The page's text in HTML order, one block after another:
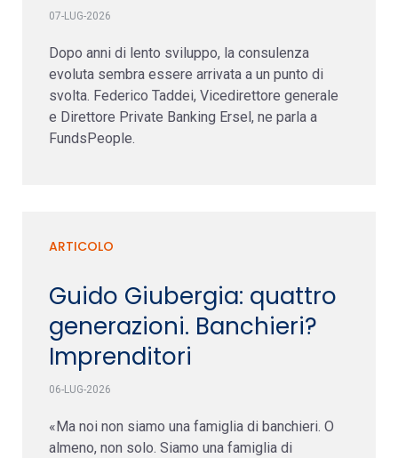
07-LUG-2026
Dopo anni di lento sviluppo, la consulenza
evoluta sembra essere arrivata a un punto di
svolta. Federico Taddei, Vicedirettore generale
e Direttore Private Banking Ersel, ne parla a
FundsPeople.
ARTICOLO
Guido Giubergia: quattro
generazioni. Banchieri?
Imprenditori
06-LUG-2026
«Ma noi non siamo una famiglia di banchieri. O
almeno, non solo. Siamo una famiglia di